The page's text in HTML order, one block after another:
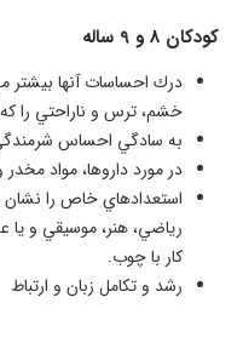
كودكان 8 و 9 ساله
درك احساسات آنها
خشم، ترس و ناراحتي را
به سادگي احساس
در مورد داروها، مواد مخدر
استعدادهاي خاص را
رياضي، هنر، موسيقي و يا
كار با چوب.
​رشد و تكامل زبان و ارتباط